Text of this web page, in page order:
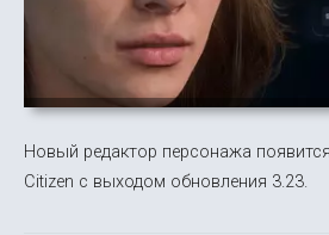
Новый редактор персонажа
Citizen с выходом обновления 3.23.